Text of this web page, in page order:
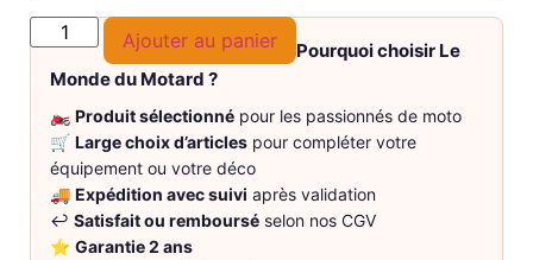
Ajouter au panier
Pourquoi choisir Le
Monde du Motard ?
🏍️ Produit sélectionné pour les passionnés de moto
🛒 Large choix d’articles pour compléter votre
équipement ou votre déco
🚚 Expédition avec suivi après validation
↩️ Satisfait ou remboursé selon nos CGV
⭐ Garantie 2 ans